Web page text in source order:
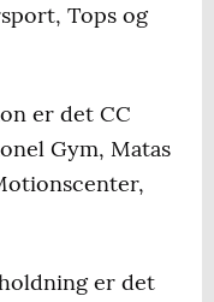
Tops og
er det CC
Gym, Matas
er det